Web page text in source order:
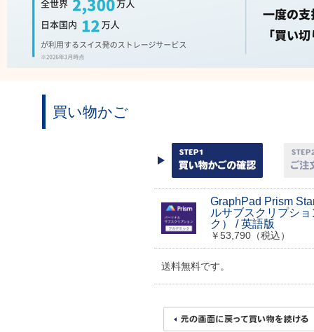
買い物かご
GraphPad Prism
ルサブスクリプシ
ク） / 英語版
￥53,790（税込）
送料無料です。